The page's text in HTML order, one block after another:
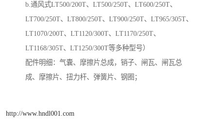
b.通风式LT500/200T、LT500/250T、LT600/250T、
LT700/250T、LT800/250T、LT900/250T、LT965/305T、
LT1070/200T、LT1120/300T、LT1170/250T、
LT1168/305T、LT1250/300T等多种型号）
配件明细：气囊、摩擦片总成，销子、闸瓦、闸瓦总
成、摩擦片、扭力杆、弹簧片、钢圈；
http://www.hndl001.com